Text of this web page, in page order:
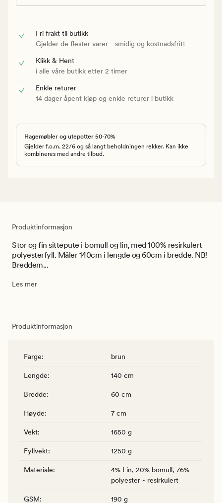
Fri frakt til butikk
Gjelder de flester varer - smidig og kostnadsfritt
Klikk & Hent
i alle våre butikk etter 2 timer
Enkle returer
14 dager åpent kjøp og enkle returer i butikk
Hagemøbler og utepotter 50-70%
Gjelder f.o.m. 22/6 og så langt beholdningen rekker. Kan ikke
kombineres med andre tilbud.
Produktinformasjon
Stor og fin sittepute i bomull og lin, med 100% resirkulert
polyesterfyll. Måler 140cm i lengde og 60cm i bredde. NB!
Breddem...
Les mer
Produktinformasjon
Farge: brun
Lengde: 140 cm
Bredde: 60 cm
Høyde: 7 cm
Vekt: 1650 g
Fyllvekt: 1250 g
Materiale:
4% Lin, 20% bomull, 76%
polyester - resirkulert
GSM: 190 g